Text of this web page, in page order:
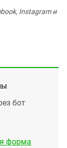
Instagram и
бот
форма